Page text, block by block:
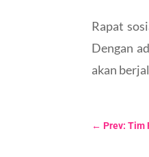
Rapat
Dengan
akan
←Prev: Tim